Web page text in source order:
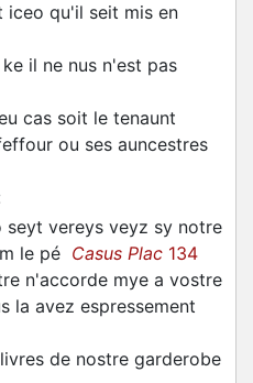
iceo qu'il seit mis en
ke il ne nus n'est pas
cas soit le tenaunt
ou ses auncestres
seyt vereys veyz sy notre
le pé Casus Plac 134
n'accorde mye a vostre
la avez espressement
de nostre garderobe